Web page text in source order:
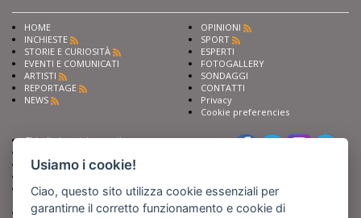
HOME
INCHIESTE
STORIE E CURIOSITÀ
EVENTI E COMUNICATI
ARTISTI
REPORTAGE
NEWS
OPINIONI
SPORT
ESPERTI
FOTOGALLERY
SONDAGGI
CONTATTI
Privacy
Cookie preferencies
Chiedi ai nostri esperti
Fai pubblicità con noi
Iscriviti al nostro corso di
giornalismo
Compra i nostri libri
Usiamo i cookie!
Ciao, questo sito utilizza cookie essenziali per
garantirne il corretto funzionamento e cookie di